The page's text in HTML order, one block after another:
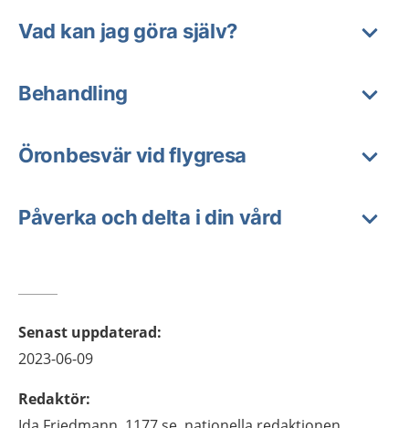
Vad kan jag göra själv?
Behandling
Öronbesvär vid flygresa
Påverka och delta i din vård
Senast uppdaterad:
2023-06-09
Redaktör: